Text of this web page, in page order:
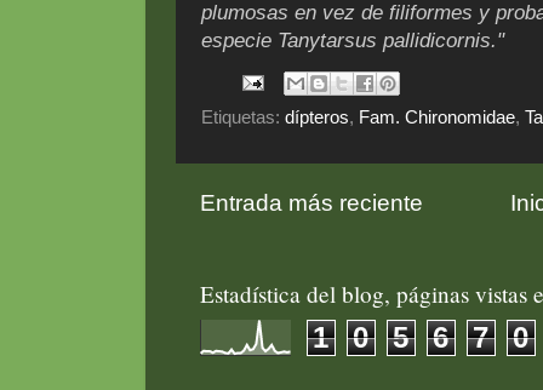
plumosas en vez de filiformes y
especie Tanytarsus pallidicornis."
Etiquetas: dípteros, Fam. Chironomidae,
Entrada más reciente
Estadística del blog, páginas vistas
1 0 5 6 7 0